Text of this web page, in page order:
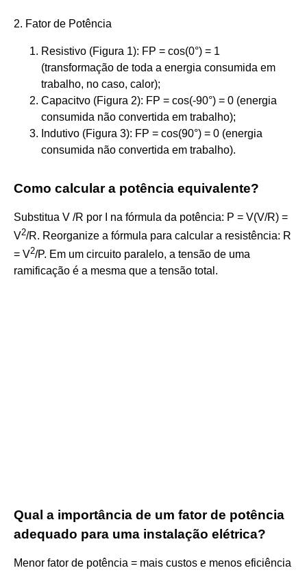
2. Fator de Potência
Resistivo (Figura 1): FP = cos(0°) = 1
(transformação de toda a energia consumida em
trabalho, no caso, calor);
Capacitvo (Figura 2): FP = cos(-90°) = 0 (energia
consumida não convertida em trabalho);
Indutivo (Figura 3): FP = cos(90°) = 0 (energia
consumida não convertida em trabalho).
Como calcular a potência equivalente?
Substitua V /R por I na fórmula da potência: P = V(V/R) =
V2/R. Reorganize a fórmula para calcular a resistência: R
= V2/P. Em um circuito paralelo, a tensão de uma
ramificação é a mesma que a tensão total.
Qual a importância de um fator de potência
adequado para uma instalação elétrica?
Menor fator de potência = mais custos e menos eficiência